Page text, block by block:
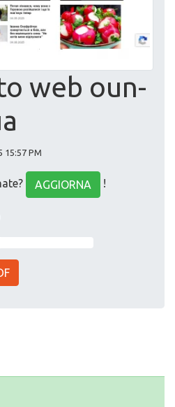
web oun-
15:57 PM
AGGIORNA !